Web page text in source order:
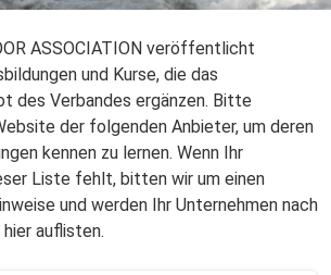
ASSOCIATION veröffentlicht
und Kurse, die das
des Verbandes ergänzen. Bitte
der folgenden Anbieter, um deren
kennen zu lernen. Wenn Ihr
Liste fehlt, bitten wir um einen
und werden Ihr Unternehmen nach
auflisten.